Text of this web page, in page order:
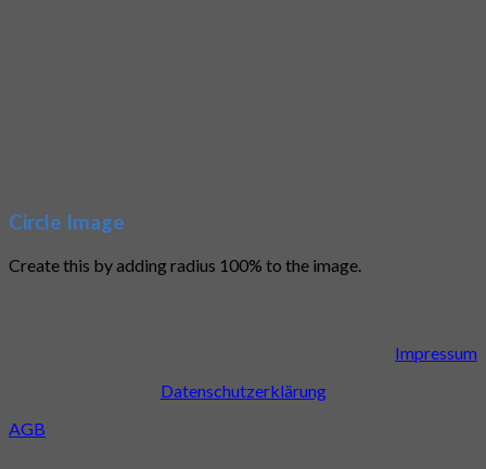
Circle Image
Create this by adding radius 100% to the image.
Impressum
Datenschutzerklärung
AGB